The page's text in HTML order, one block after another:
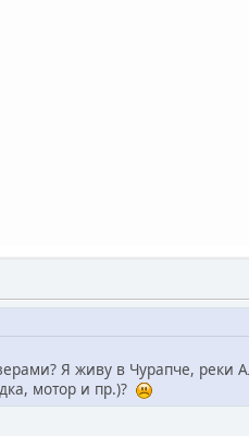
Я живу в Чурапче, реки
мотор и пр.)?